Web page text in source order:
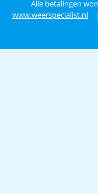
Alle betalingen
www.weerspecialist.nl